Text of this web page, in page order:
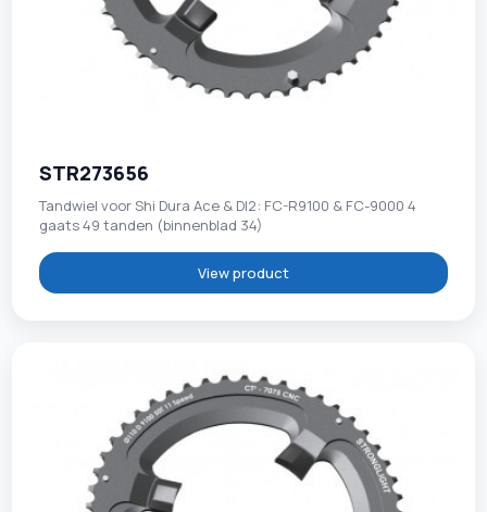
STR273656
Tandwiel voor Shi Dura Ace & DI2: FC-R9100 & FC-9000 4
gaats 49 tanden (binnenblad 34)
View product